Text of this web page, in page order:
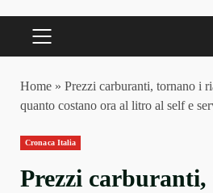
PRIMARY
Home » Prezzi carburanti, tornano i
quanto costano ora al litro al self e
Cronaca Italia
Prezzi